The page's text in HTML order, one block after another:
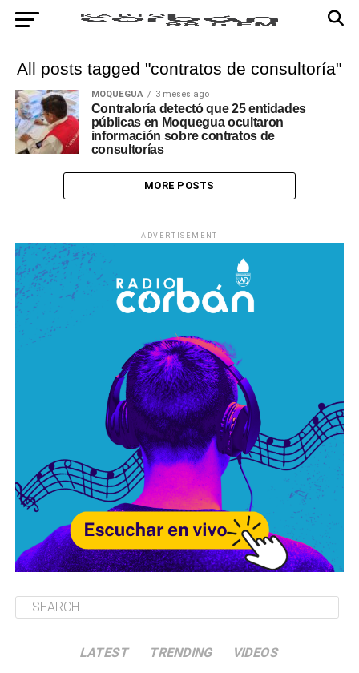
All posts tagged "contratos de consultoría"
MOQUEGUA 3 meses ago
Contraloría detectó que 25 entidades
públicas en Moquegua ocultaron
información sobre contratos de
consultorías
MORE POSTS
ADVERTISEMENT
LATEST TRENDING VIDEOS